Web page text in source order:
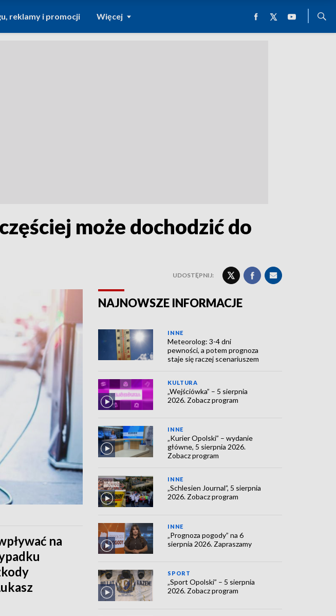
reklamy i promocji Więcej
może dochodzić do
UDOSTĘPNIJ:
na
NAJNOWSZE INFORMACJE
INNE
Meteorolog: 3-4 dni
pewności, a potem prognoza
staje się raczej scenariuszem
KULTURA
„Wejściówka” – 5 sierpnia
2026. Zobacz program
INNE
„Kurier Opolski” – wydanie
główne, 5 sierpnia 2026.
Zobacz program
INNE
„Schlesien Journal”, 5 sierpnia
2026. Zobacz program
INNE
„Prognoza pogody” na 6
sierpnia 2026. Zapraszamy
SPORT
„Sport Opolski” – 5 sierpnia
2026. Zobacz program